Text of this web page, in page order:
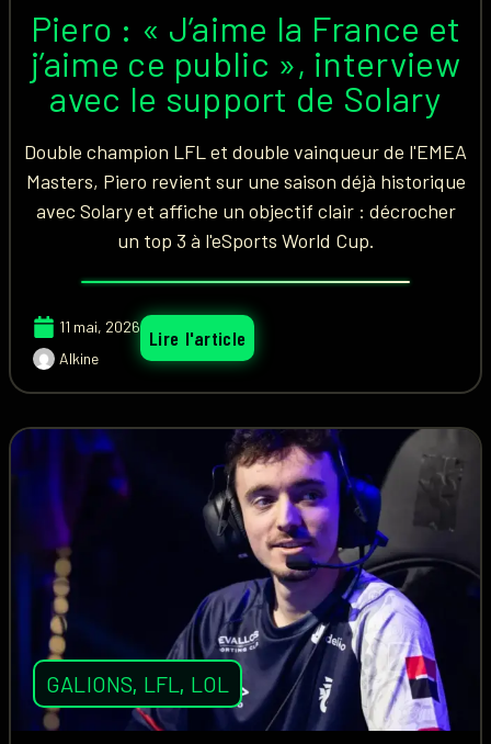
Piero : « J’aime la France et
j’aime ce public », interview
avec le support de Solary
Double champion LFL et double vainqueur de l'EMEA
Masters, Piero revient sur une saison déjà historique
avec Solary et affiche un objectif clair : décrocher
un top 3 à l'eSports World Cup.
11 mai, 2026
Alkine
Lire l'article
GALIONS, LFL, LOL